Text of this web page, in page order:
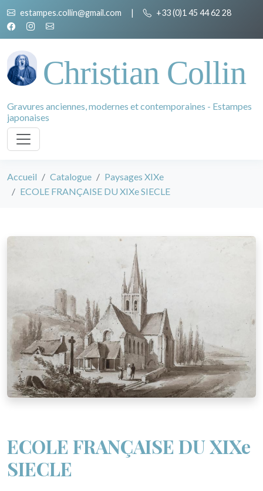
estampes.collin@gmail.com | +33 (0)1 45 44 62 28
Christian Collin
Gravures anciennes, modernes et contemporaines - Estampes
japonaises
Accueil Catalogue
Paysages XIXe
ECOLE FRANÇAISE DU XIXe SIECLE
ECOLE FRANÇAISE DU XIXe
SIECLE